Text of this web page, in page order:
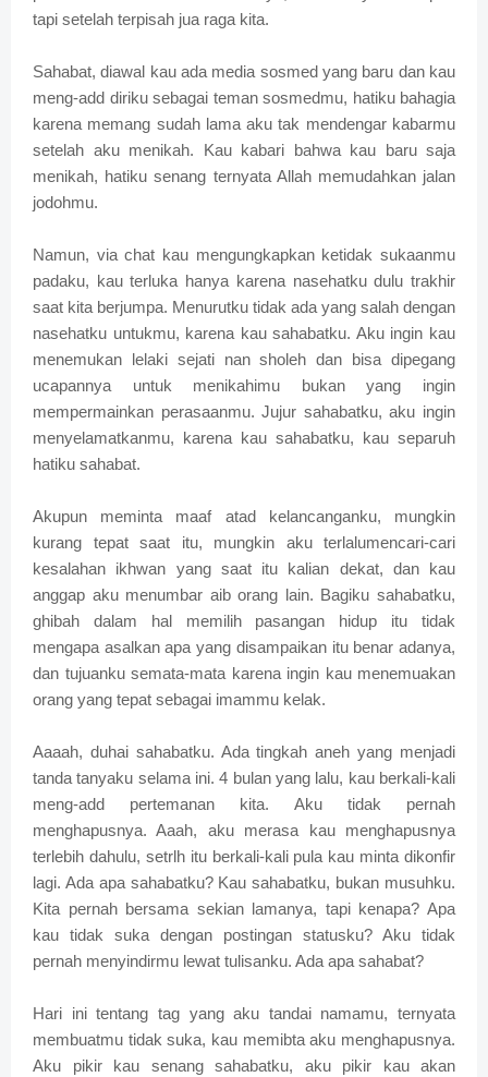
tapi setelah terpisah jua raga kita.
Sahabat, diawal kau ada media sosmed yang baru dan kau
meng-add diriku sebagai teman sosmedmu, hatiku bahagia
karena memang sudah lama aku tak mendengar kabarmu
setelah aku menikah. Kau kabari bahwa kau baru saja
menikah, hatiku senang ternyata Allah memudahkan jalan
jodohmu.
Namun, via chat kau mengungkapkan ketidak sukaanmu
padaku, kau terluka hanya karena nasehatku dulu trakhir
saat kita berjumpa. Menurutku tidak ada yang salah dengan
nasehatku untukmu, karena kau sahabatku. Aku ingin kau
menemukan lelaki sejati nan sholeh dan bisa dipegang
ucapannya untuk menikahimu bukan yang ingin
mempermainkan perasaanmu. Jujur sahabatku, aku ingin
menyelamatkanmu, karena kau sahabatku, kau separuh
hatiku sahabat.
Akupun meminta maaf atad kelancanganku, mungkin
kurang tepat saat itu, mungkin aku terlalumencari-cari
kesalahan ikhwan yang saat itu kalian dekat, dan kau
anggap aku menumbar aib orang lain. Bagiku sahabatku,
ghibah dalam hal memilih pasangan hidup itu tidak
mengapa asalkan apa yang disampaikan itu benar adanya,
dan tujuanku semata-mata karena ingin kau menemuakan
orang yang tepat sebagai imammu kelak.
Aaaah, duhai sahabatku. Ada tingkah aneh yang menjadi
tanda tanyaku selama ini. 4 bulan yang lalu, kau berkali-kali
meng-add pertemanan kita. Aku tidak pernah
menghapusnya. Aaah, aku merasa kau menghapusnya
terlebih dahulu, setrlh itu berkali-kali pula kau minta dikonfir
lagi. Ada apa sahabatku? Kau sahabatku, bukan musuhku.
Kita pernah bersama sekian lamanya, tapi kenapa? Apa
kau tidak suka dengan postingan statusku? Aku tidak
pernah menyindirmu lewat tulisanku. Ada apa sahabat?
Hari ini tentang tag yang aku tandai namamu, ternyata
membuatmu tidak suka, kau memibta aku menghapusnya.
Aku pikir kau senang sahabatku, aku pikir kau akan